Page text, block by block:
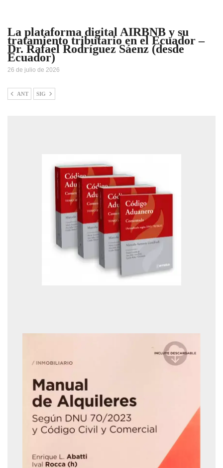
La plataforma digital AIRBNB y su
tratamiento tributario en el Ecuador –
Dr. Rafael Rodríguez Sáenz (desde
Ecuador)
26 de julio de 2026
ANT SIG